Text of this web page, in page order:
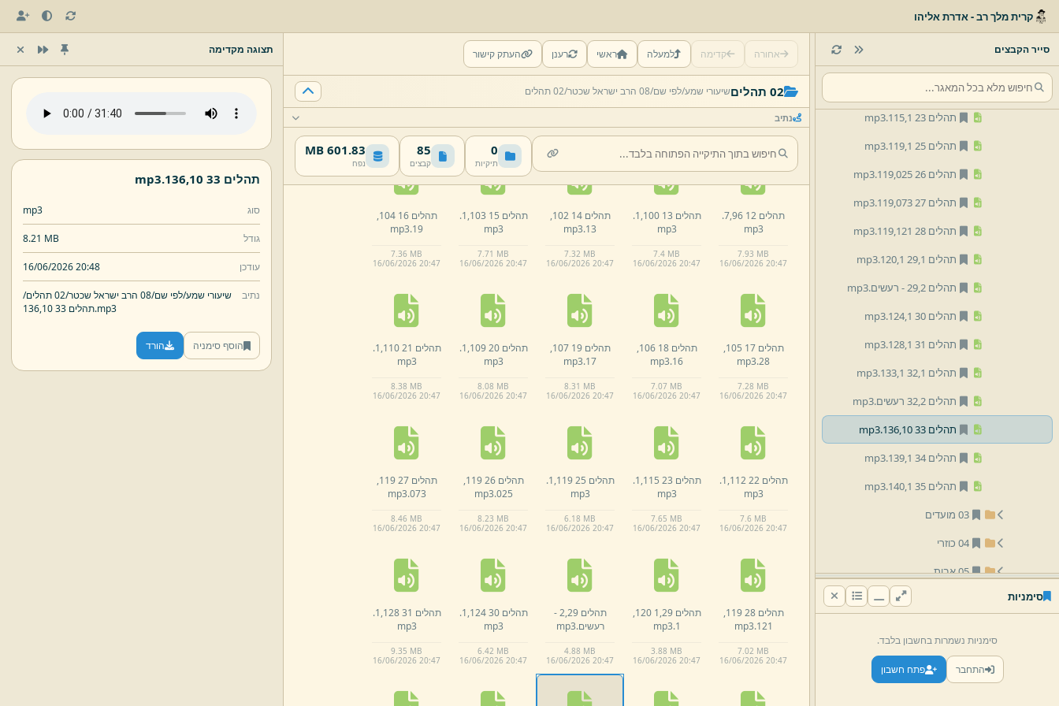
קרית מלך רב - אדרת אליהו
סייר הקבצים
תהלים 20 109,
1.
mp3
תהלים 22 112,
תהלים 23 115,
1.
mp3
תהלים 25 119,
1.
mp3
תהלים 26 119,
025.
mp3
תהלים 27 119,
073.
mp3
תהלים 28 119,
121.
mp3
תהלים 29, 1 120,
1.
mp3
תהלים 29, 2 - רעשים.mp3
תהלים 30 124,
1.
mp3
תהלים 31 128,
1.
mp3
תהלים 32, 1 133,
1.
mp3
תהלים 32, 2 רעשים.
mp3
תהלים 33 136,
10.
mp3
תהלים 34 139,
1.
mp3
תהלים 35 140,
1.
mp3
03 מועדים
04 כוזרי
05 אבות
08 שונות
09 הרב צבי פסח דנציגר
סימניות
סימניות נשמרות בחשבון בלבד.
התחבר פתח חשבון
אחורה קדימה למעלה ראשי רענן העתק קישור
02 תהלים שיעורי שמע/לפי שם/08 הרב ישראל שכטר/ 02 תהלים
נתיב
0
תיקיות
85
קבצים
601.83 MB
נפח
תהלים 07 90,
mp3
16/06/2026 20:47
mp3
16/06/2026 20:47
mp3
16/06/2026 20:47
16/06/2026 20:47
16/06/2026 20:47
תהלים 12 96,
7.
mp3
7.93 MB
16/06/2026 20:47
תהלים 13 100,
1.
mp3
7.4 MB
16/06/2026 20:47
תהלים 14 102,
13.
mp3
7.32 MB
16/06/2026 20:47
תהלים 15 103,
1.
mp3
7.71 MB
16/06/2026 20:47
תהלים 16 104,
19.
mp3
7.36 MB
16/06/2026 20:47
תהלים 17 105,
28.
mp3
7.28 MB
16/06/2026 20:47
תהלים 18 106,
16.
mp3
7.07 MB
16/06/2026 20:47
תהלים 19 107,
17.
mp3
8.31 MB
16/06/2026 20:47
תהלים 20 109,
1.
mp3
8.08 MB
16/06/2026 20:47
תהלים 21 110,
1.
mp3
8.38 MB
16/06/2026 20:47
תהלים 22 112,
1.
mp3
7.6 MB
16/06/2026 20:47
תהלים 23 115,
1.
mp3
7.65 MB
16/06/2026 20:47
תהלים 25 119,
1.
mp3
6.18 MB
16/06/2026 20:47
תהלים 26 119,
025.
mp3
8.23 MB
16/06/2026 20:47
תהלים 27 119,
073.
mp3
8.46 MB
16/06/2026 20:47
תהלים 28 119,
121.
mp3
7.02 MB
16/06/2026 20:47
תהלים 29,
1 120,
1.
mp3
3.88 MB
16/06/2026 20:47
תהלים 29,
2 -
רעשים.mp3
4.88 MB
16/06/2026 20:47
תהלים 30 124,
1.
mp3
6.42 MB
16/06/2026 20:47
תהלים 31 128,
1.
mp3
9.35 MB
16/06/2026 20:47
תצוגה מקדימה
תהלים 33 136, 10.
mp3
סוג mp3
גודל 8.21 MB
עודכן 16/06/2026 20:48
נתיב שיעורי שמע/לפי שם/08 הרב ישראל שכטר/
02 תהלים/
תהלים 33 136,10.mp3
הוסף סימניה הורד